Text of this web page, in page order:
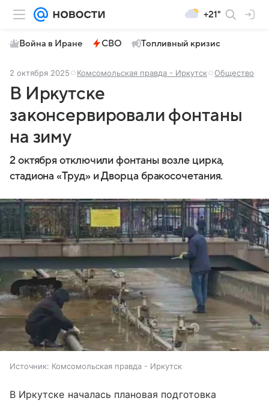
+21°
Война в Иране СВО Топливный кризис
2 октября 2025 Комсомольская правда - Иркутск Общество
В Иркутске
законсервировали фонтаны
на зиму
2 октября отключили фонтаны возле цирка,
стадиона «Труд» и Дворца бракосочетания.
Источник: Комсомольская правда - Иркутск
В Иркутске началась плановая подготовка